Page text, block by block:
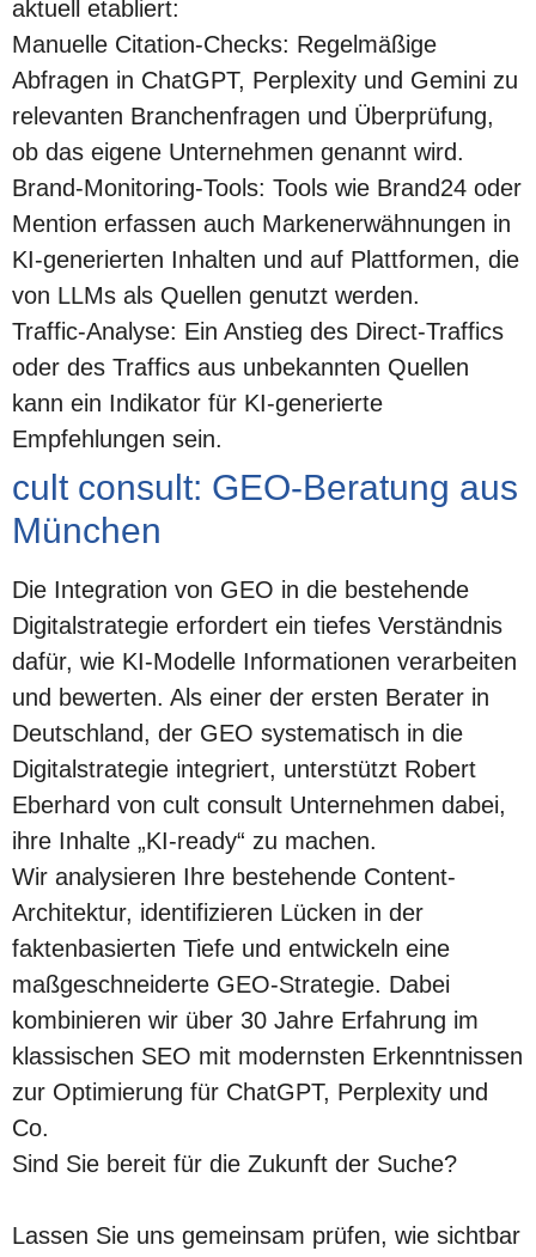
aktuell etabliert:
Manuelle Citation-Checks: Regelmäßige
Abfragen in ChatGPT, Perplexity und Gemini zu
relevanten Branchenfragen und Überprüfung,
ob das eigene Unternehmen genannt wird.
Brand-Monitoring-Tools: Tools wie Brand24 oder
Mention erfassen auch Markenerwähnungen in
KI-generierten Inhalten und auf Plattformen, die
von LLMs als Quellen genutzt werden.
Traffic-Analyse: Ein Anstieg des Direct-Traffics
oder des Traffics aus unbekannten Quellen
kann ein Indikator für KI-generierte
Empfehlungen sein.
cult consult: GEO-Beratung aus
München
Die Integration von GEO in die bestehende
Digitalstrategie erfordert ein tiefes Verständnis
dafür, wie KI-Modelle Informationen verarbeiten
und bewerten. Als einer der ersten Berater in
Deutschland, der GEO systematisch in die
Digitalstrategie integriert, unterstützt Robert
Eberhard von cult consult Unternehmen dabei,
ihre Inhalte „KI-ready“ zu machen.
Wir analysieren Ihre bestehende Content-
Architektur, identifizieren Lücken in der
faktenbasierten Tiefe und entwickeln eine
maßgeschneiderte GEO-Strategie. Dabei
kombinieren wir über 30 Jahre Erfahrung im
klassischen SEO mit modernsten Erkenntnissen
zur Optimierung für ChatGPT, Perplexity und
Co.
Sind Sie bereit für die Zukunft der Suche?
Lassen Sie uns gemeinsam prüfen, wie sichtbar